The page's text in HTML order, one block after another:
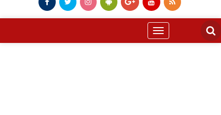
Toggle
navigation